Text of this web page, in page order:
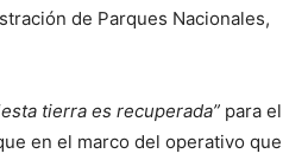
de Parques Nacionales,
esta tierra es recuperada” para el
en el marco del operativo que